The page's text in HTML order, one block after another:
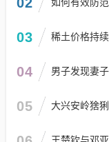
03 稀土价格持
04 男子发现妻
05 大兴安岭猞
王楚钦与邓